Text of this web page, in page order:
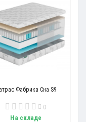
Фабрика Сна S9
0
На складе